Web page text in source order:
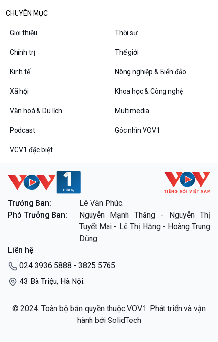
CHUYÊN MỤC
Giới thiệu Thời sự
Chính trị Thế giới
Kinh tế Nông nghiệp & Biển đảo
Xã hội Khoa học & Công nghệ
Văn hoá & Du lịch Multimedia
Podcast Góc nhìn VOV1
VOV1 đặc biệt
Trưởng Ban:
Lê Văn Phúc.
Phó Trưởng Ban:
Nguyễn Mạnh Thắng - Nguyễn Thị
Tuyết Mai - Lê Thị Hằng - Hoàng Trung
Dũng.
Liên hệ
024 3936 5888 - 3825 5765.
43 Bà Triệu, Hà Nội.
© 2024. Toàn bộ bản quyền thuộc VOV1. Phát triển và vận
hành bởi SolidTech